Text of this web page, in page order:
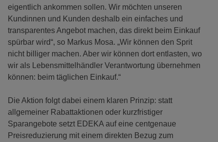
eigentlich ankommen sollen. Wir möchten unseren
Kundinnen und Kunden deshalb ein einfaches und
transparentes Angebot machen, das direkt beim Einkauf
spürbar wird“, so Markus Mosa. „Wir können den Sprit
nicht billiger machen. Aber wir können dort entlasten, wo
wir als Lebensmittelhändler Verantwortung übernehmen
können: beim täglichen Einkauf.“
Die Aktion folgt dabei einem klaren Prinzip: statt
allgemeiner Rabattaktionen oder kurzfristiger
Sparangebote setzt EDEKA auf eine centgenaue
Preisreduzierung mit einem direkten Bezug zum